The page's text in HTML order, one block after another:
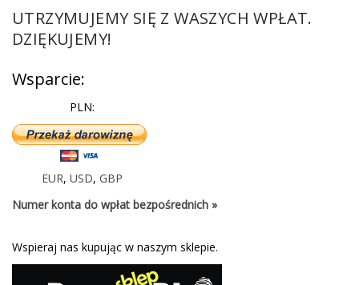
UTRZYMUJEMY SIĘ Z WASZYCH WPŁAT.
DZIĘKUJEMY!
Wsparcie:
PLN:
EUR, USD, GBP
Numer konta do wpłat bezpośrednich »
Wspieraj nas kupując w naszym sklepie.